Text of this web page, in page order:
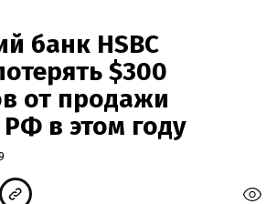
банк HSBC
$300
от продажи
в этом году